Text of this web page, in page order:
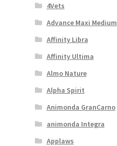
4Vets
Advance Maxi Medium
Affinity Libra
Affinity Ultima
Almo Nature
Alpha Spirit
Animonda GranCarno
animonda Integra
Applaws